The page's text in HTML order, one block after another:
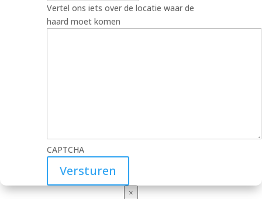
Vertel ons iets over de locatie waar de
haard moet komen
CAPTCHA
×